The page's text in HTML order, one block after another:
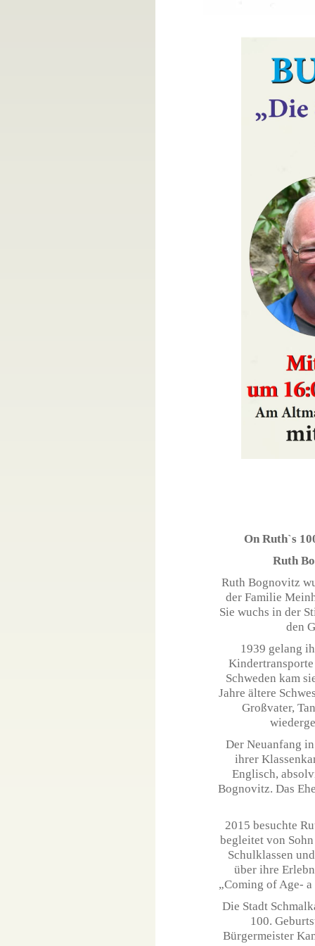
On Ruth`s
Ruth
Ruth Bognovitz
der Familie
Sie wuchs in der
den
1939 gelang
Schweden kam
Jahre ältere
Großvater,
Der Neuanfang
ihrer
Englisch,
Bognovitz. Das
2015 besuchte
begleitet von
Schulklassen
über ihre
„Coming of Age-
Die Stadt
100.
Bürgermeister